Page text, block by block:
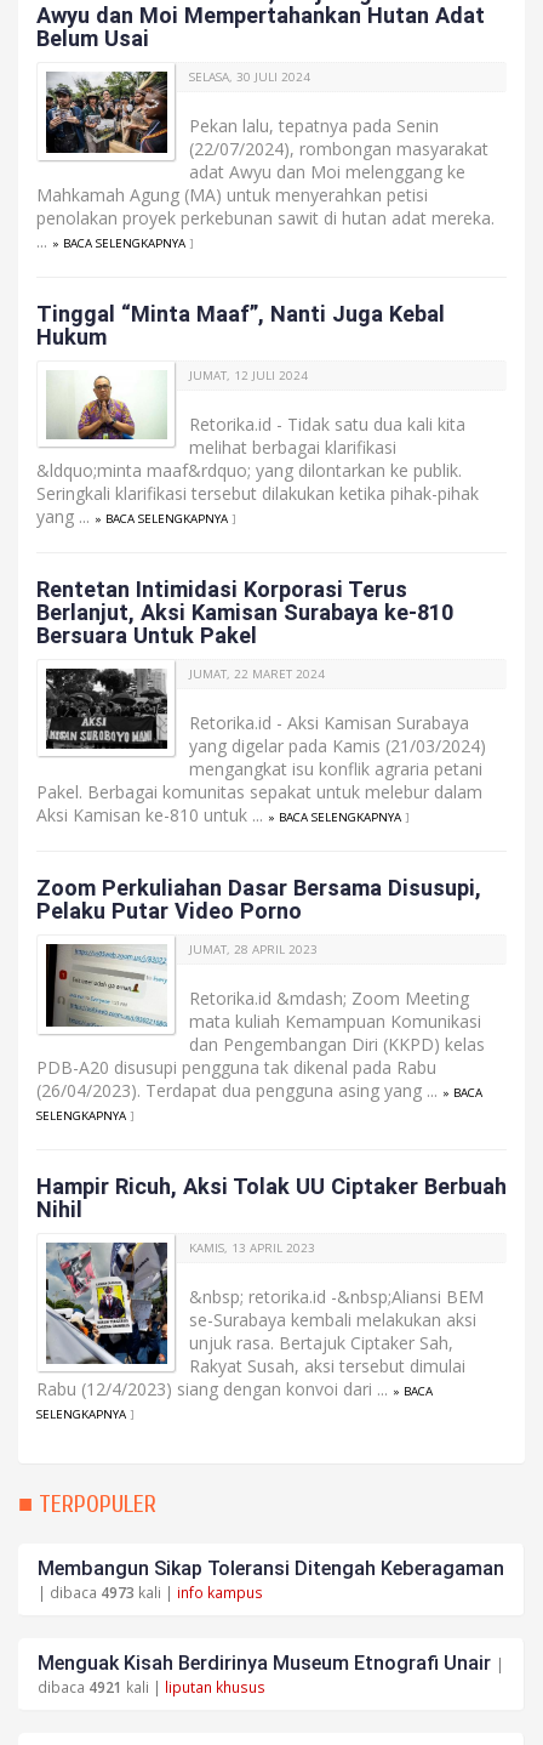
Awyu dan Moi Mempertahankan Hutan Adat
Belum Usai
SELASA, 30 JULI 2024
Pekan lalu, tepatnya pada Senin
(22/07/2024), rombongan masyarakat
adat Awyu dan Moi melenggang ke
Mahkamah Agung (MA) untuk menyerahkan petisi
penolakan proyek perkebunan sawit di hutan adat mereka.
... » BACA SELENGKAPNYA ]
Tinggal “Minta Maaf”, Nanti Juga Kebal
Hukum
JUMAT, 12 JULI 2024
Retorika.id - Tidak satu dua kali kita
melihat berbagai klarifikasi
&ldquo;minta maaf&rdquo; yang dilontarkan ke publik.
Seringkali klarifikasi tersebut dilakukan ketika pihak-pihak
yang ... » BACA SELENGKAPNYA ]
Rentetan Intimidasi Korporasi Terus
Berlanjut, Aksi Kamisan Surabaya ke-810
Bersuara Untuk Pakel
JUMAT, 22 MARET 2024
Retorika.id - Aksi Kamisan Surabaya
yang digelar pada Kamis (21/03/2024)
mengangkat isu konflik agraria petani
Pakel. Berbagai komunitas sepakat untuk melebur dalam
Aksi Kamisan ke-810 untuk ... » BACA SELENGKAPNYA ]
Zoom Perkuliahan Dasar Bersama Disusupi,
Pelaku Putar Video Porno
JUMAT, 28 APRIL 2023
Retorika.id &mdash; Zoom Meeting
mata kuliah Kemampuan Komunikasi
dan Pengembangan Diri (KKPD) kelas
PDB-A20 disusupi pengguna tak dikenal pada Rabu
(26/04/2023). Terdapat dua pengguna asing yang ... » BACA
SELENGKAPNYA ]
Hampir Ricuh, Aksi Tolak UU Ciptaker Berbuah
Nihil
KAMIS, 13 APRIL 2023
&nbsp; retorika.id -&nbsp;Aliansi BEM
se-Surabaya kembali melakukan aksi
unjuk rasa. Bertajuk Ciptaker Sah,
Rakyat Susah, aksi tersebut dimulai
Rabu (12/4/2023) siang dengan konvoi dari ... » BACA
SELENGKAPNYA ]
■ TERPOPULER
Membangun Sikap Toleransi Ditengah Keberagaman
| dibaca 4973 kali | info kampus
Menguak Kisah Berdirinya Museum Etnografi Unair |
dibaca 4921 kali | liputan khusus